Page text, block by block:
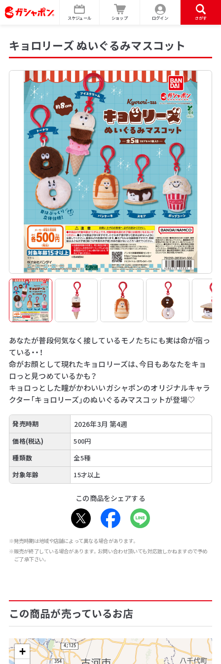
スケジュール ショップ ログイン さがす
キョロリーズ ぬいぐるみマスコット
あなたが普段何気なく接しているモノたちにも実は命が宿っ
ている・・！
命がお顔として現れたキョロリーズは、今日もあなたをキョ
ロっと見つめているかも？
キョロっとした瞳がかわいいガシャポンのオリジナルキャラ
クター「キョロリーズ」のぬいぐるみマスコットが登場♡
発売時期 2026年3月 第4週
価格(税込)
500円
種類数
全5種
対象年齢
15才以上
この商品をシェアする
※発売時期は地域や店舗によって異なる場合があります。
※販売が終了している場合があります。お問い合わせ頂いても対応致しかねますので予め
ご了承下さい。
この商品が売っているお店
+